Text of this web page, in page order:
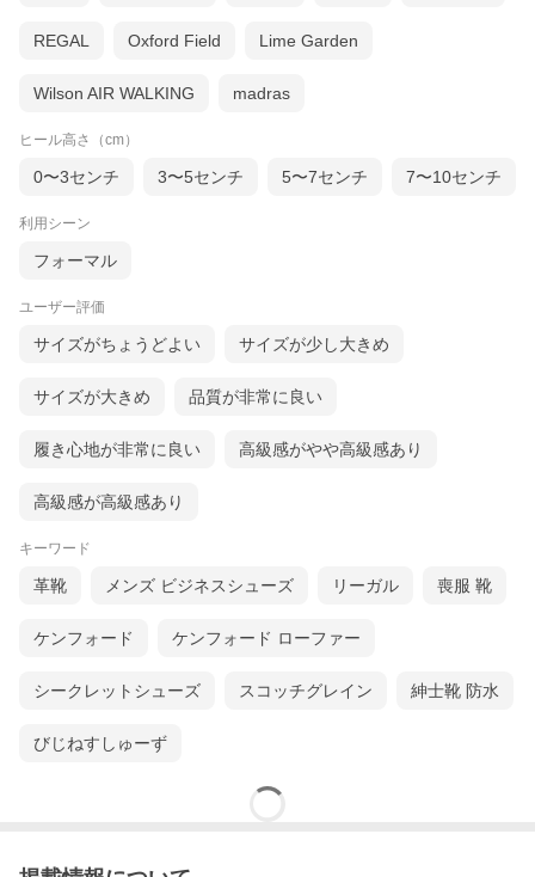
REGAL Oxford Field Lime Garden
Wilson AIR WALKING madras
ヒール高さ（cm）
0〜3センチ 3〜5センチ 5〜7センチ 7〜10センチ
利用シーン
フォーマル
ユーザー評価
サイズがちょうどよい サイズが少し大きめ
サイズが大きめ 品質が非常に良い
履き心地が非常に良い 高級感がやや高級感あり
高級感が高級感あり
キーワード
革靴 メンズ ビジネスシューズ リーガル 喪服 靴
ケンフォード ケンフォード ローファー
シークレットシューズ スコッチグレイン 紳士靴 防水
びじねすしゅーず